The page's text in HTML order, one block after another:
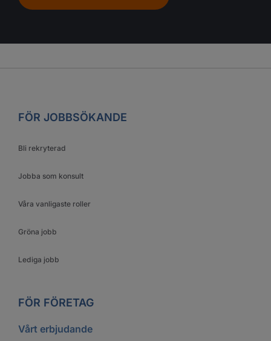
FÖR JOBBSÖKANDE
Bli rekryterad
Jobba som konsult
Våra vanligaste roller
Gröna jobb
Lediga jobb
FÖR FÖRETAG
Vårt erbjudande